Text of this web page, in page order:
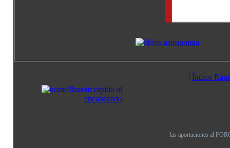
| Índice
subir rápido al
encabezado
las aportaciones al